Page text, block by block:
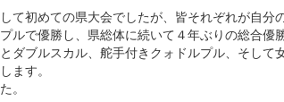
て初めての県大会でしたが、皆それぞれが自
ルで優勝し、県総体に続いて４年ぶりの総合優
ダブルスカル、舵手付きクォドルプル、そし
ます。
。